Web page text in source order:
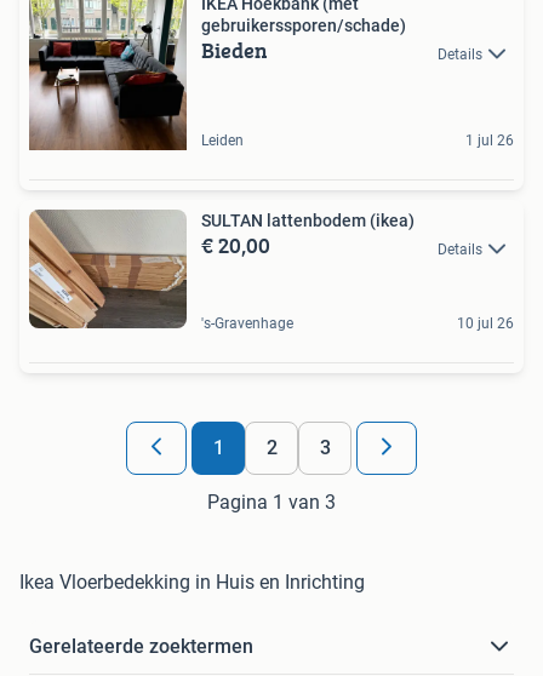
IKEA Hoekbank (met
gebruikerssporen/schade)
Bieden Details
Leiden 1 jul 26
SULTAN lattenbodem (ikea)
€ 20,00 Details
's-Gravenhage 10 jul 26
1 2 3
Pagina 1 van 3
Ikea Vloerbedekking in Huis en Inrichting
Gerelateerde zoektermen